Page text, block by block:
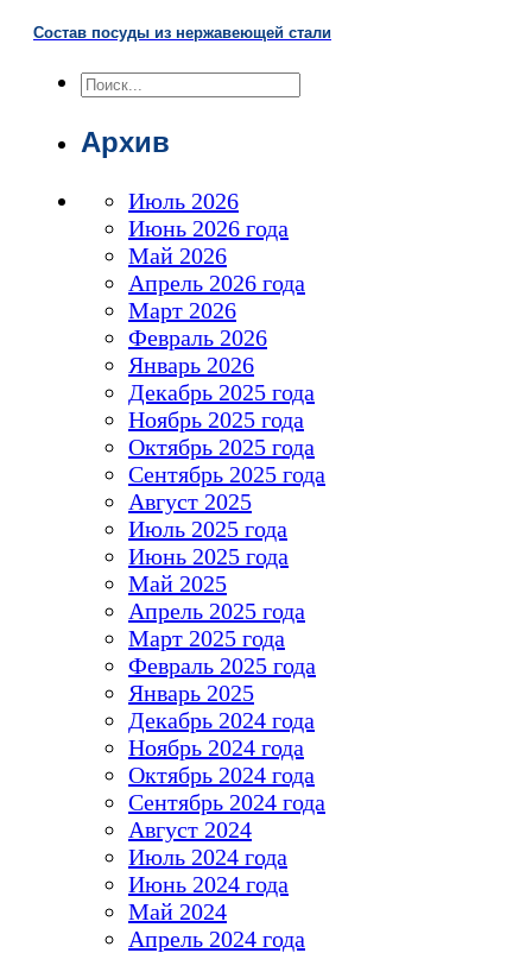
Состав посуды из нержавеющей стали
Поиск
Архив
Июль 2026
Июнь 2026 года
Май 2026
Апрель 2026 года
Март 2026
Февраль 2026
Январь 2026
Декабрь 2025 года
Ноябрь 2025 года
Октябрь 2025 года
Сентябрь 2025 года
Август 2025
Июль 2025 года
Июнь 2025 года
Май 2025
Апрель 2025 года
Март 2025 года
Февраль 2025 года
Январь 2025
Декабрь 2024 года
Ноябрь 2024 года
Октябрь 2024 года
Сентябрь 2024 года
Август 2024
Июль 2024 года
Июнь 2024 года
Май 2024
Апрель 2024 года